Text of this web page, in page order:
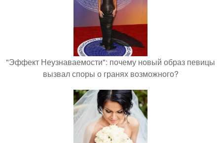
"Эффект Неузнаваемости": почему новый образ певицы
вызвал споры о гранях возможного?